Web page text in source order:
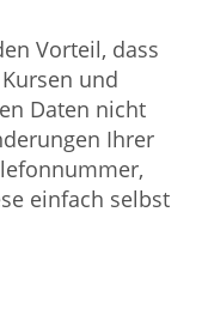
Vorteil, dass
und
Daten nicht
Ihrer
einfach selbst